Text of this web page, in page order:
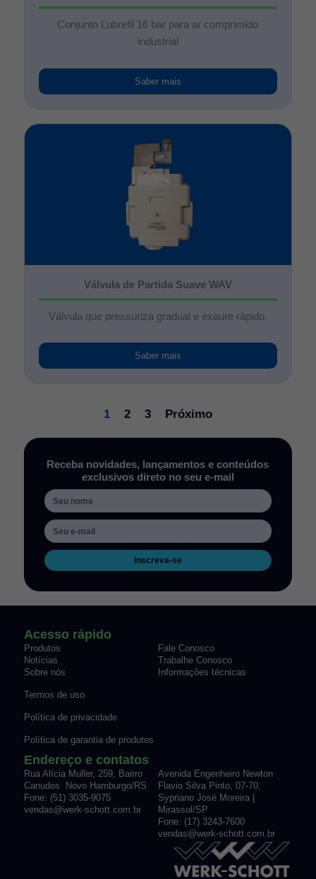
Conjunto Lubrefil 16 bar para ar comprimido
industrial
Saber mais
Válvula de Partida Suave WAV
Válvula que pressuriza gradual e exaure rápido.
Saber mais
1 2 3 Próximo
Receba novidades, lançamentos e conteúdos
exclusivos direto no seu e-mail
Inscreva-se
Acesso rápido
Produtos
Fale Conosco
Notícias
Trabalhe Conosco
Sobre nós
Informações técnicas
Termos de uso
Política de privacidade
Política de garantia de produtos
Endereço e contatos
Rua Alícia Muller, 259, Bairro
Canudos Novo Hamburgo/RS
Fone: (51) 3035-9075
vendas@werk-schott.com.br
Avenida Engenheiro Newton
Flavio Silva Pinto, 07-70,
Sypriano José Moreira |
Mirassol/SP
Fone: (17) 3243-7600
vendas@werk-schott.com.br